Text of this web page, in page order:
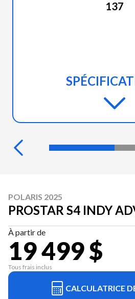
137
POLARIS 2025
PROSTAR S4 INDY
À partir de
19 499 $
Tous frais inclus
CALCULATRICE